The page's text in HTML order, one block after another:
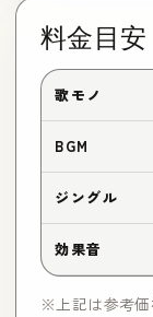
料金目安
歌モノ
BGM
ジングル
効果音
※上記は参考価